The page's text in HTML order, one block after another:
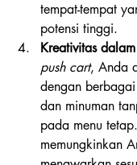
tempat-tempat
potensi tinggi.
Kreativitas
push cart, Anda
dengan
dan minuman
pada menu
memungkinkan